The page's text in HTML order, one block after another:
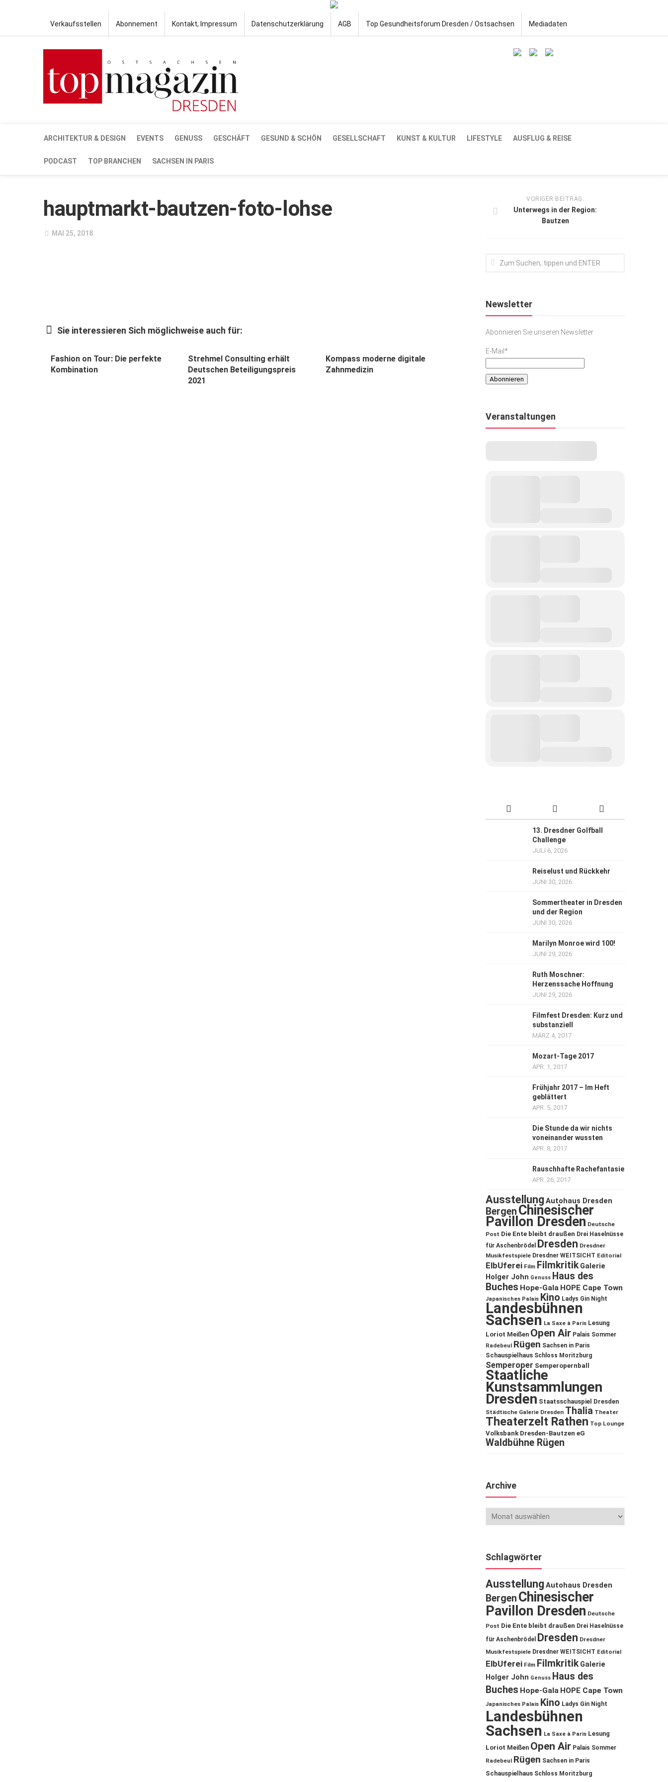
Verkaufsstellen Abonnement Kontakt, Impressum Datenschutzerklärung AGB Top Gesundheitsforum Dresden / Ostsachsen Mediadaten
ARCHITEKTUR & DESIGN EVENTS GENUSS GESCHÄFT GESUND & SCHÖN GESELLSCHAFT KUNST & KULTUR LIFESTYLE AUSFLUG & REISE
PODCAST TOP BRANCHEN SACHSEN IN PARIS
hauptmarkt-bautzen-foto-lohse
MAI 25, 2018
Sie interessieren Sich möglichweise auch für:
Fashion on Tour: Die perfekte
Kombination
Strehmel Consulting erhält
Deutschen Beteiligungspreis
2021
Kompass moderne digitale
Zahnmedizin
VORIGER BEITRAG:
Unterwegs in der Region:
Bautzen
Newsletter
Abonnieren Sie unseren Newsletter
E-Mail*
Veranstaltungen
13. Dresdner Golfball
Challenge
JULI 6, 2026
Reiselust und Rückkehr
JUNI 30, 2026
Sommertheater in Dresden
und der Region
JUNI 30, 2026
Marilyn Monroe wird 100!
JUNI 29, 2026
Ruth Moschner:
Herzenssache Hoffnung
JUNI 29, 2026
Filmfest Dresden: Kurz und
substanziell
MÄRZ 4, 2017
Mozart-Tage 2017
APR. 1, 2017
Frühjahr 2017 – Im Heft
geblättert
APR. 5, 2017
Die Stunde da wir nichts
voneinander wussten
APR. 8, 2017
Rauschhafte Rachefantasie
APR. 26, 2017
Ausstellung Autohaus Dresden
Bergen Chinesischer
Pavillon Dresden Deutsche
Post Die Ente bleibt draußen Drei Haselnüsse
für Aschenbrödel
Dresden Dresdner
Musikfestspiele Dresdner WEITSICHT Editorial
ElbUferei Film Filmkritik Galerie
Holger John Genuss Haus des
Buches Hope-Gala HOPE Cape Town
Japanisches Palais Kino Ladys Gin Night
Landesbühnen
Sachsen La Saxe à Paris Lesung
Loriot Meißen Open Air Palais Sommer
Radebeul Rügen Sachsen in Paris
Schauspielhaus Schloss Moritzburg
Semperoper Semperopernball
Staatliche
Kunstsammlungen
Dresden Staatsschauspiel Dresden
Städtische Galerie Dresden Thalia Theater
Theaterzelt Rathen Top Lounge
Volksbank Dresden-Bautzen eG
Waldbühne Rügen
Archive
Schlagwörter
Ausstellung Autohaus Dresden
Bergen Chinesischer
Pavillon Dresden Deutsche
Post Die Ente bleibt draußen Drei Haselnüsse
für Aschenbrödel
Dresden Dresdner
Musikfestspiele Dresdner WEITSICHT Editorial
ElbUferei Film Filmkritik Galerie
Holger John Genuss Haus des
Buches Hope-Gala HOPE Cape Town
Japanisches Palais Kino Ladys Gin Night
Landesbühnen
Sachsen La Saxe à Paris Lesung
Loriot Meißen Open Air Palais Sommer
Radebeul Rügen Sachsen in Paris
Schauspielhaus Schloss Moritzburg